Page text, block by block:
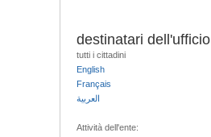
destinatari dell'ufficio
tutti i cittadini
English
Français
العربية
Attività dell'ente: